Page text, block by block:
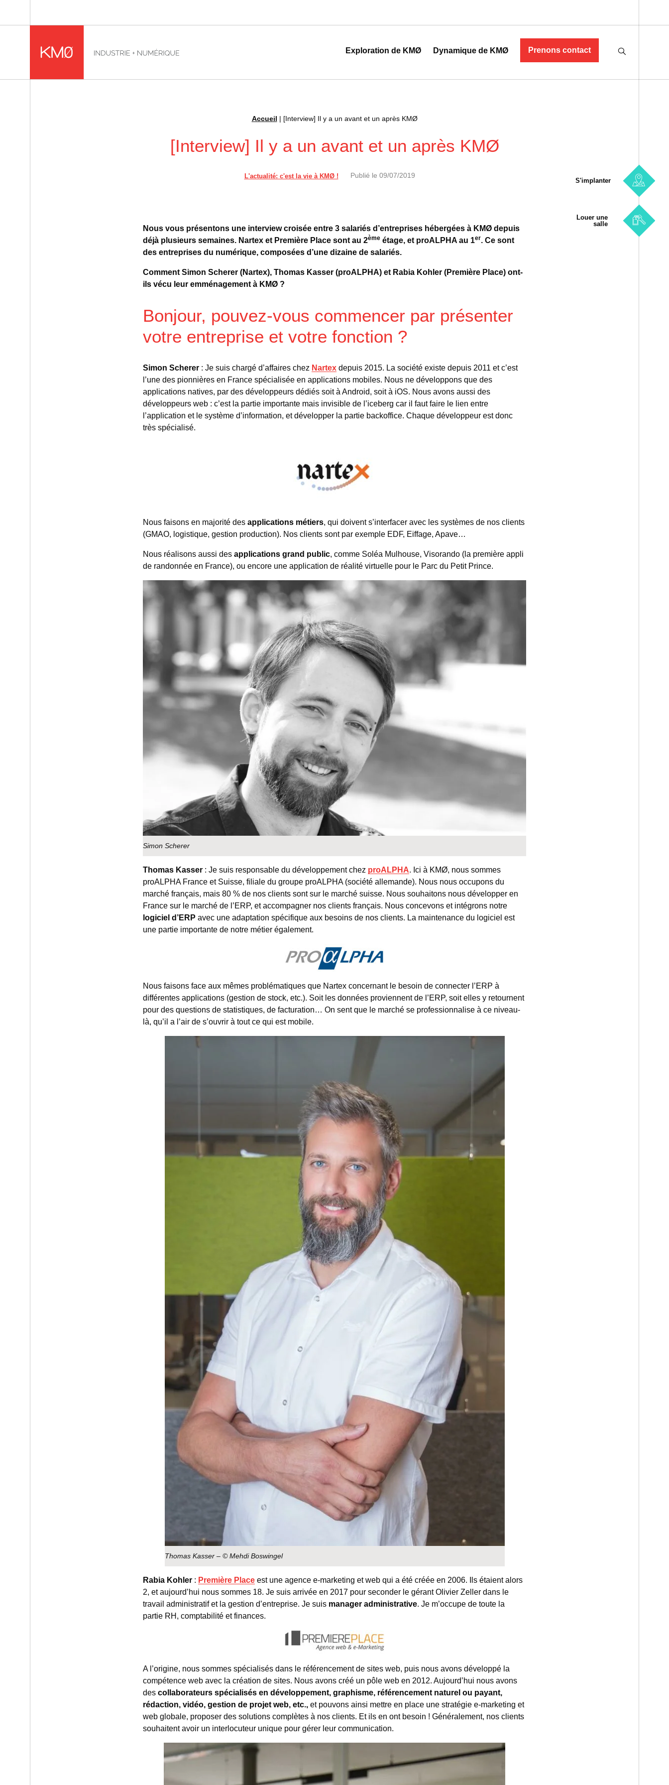
Exploration de KMØ Dynamique de KMØ Prenons contact
Accueil | [Interview] Il y a un avant et un après KMØ
[Interview] Il y a un avant et un après KMØ
L'actualité: c'est la vie à KMØ ! Publié le 09/07/2019
Nous vous présentons une interview croisée entre 3 salariés d’entreprises hébergées à KMØ depuis
déjà plusieurs semaines. Nartex et Première Place sont au 2ème étage, et proALPHA au 1er. Ce sont
des entreprises du numérique, composées d’une dizaine de salariés.
Comment Simon Scherer (Nartex), Thomas Kasser (proALPHA) et Rabia Kohler (Première Place) ont-
ils vécu leur emménagement à KMØ ?
Bonjour, pouvez-vous commencer par présenter
votre entreprise et votre fonction ?
Simon Scherer : Je suis chargé d’affaires chez Nartex depuis 2015. La société existe depuis 2011 et c’est
l’une des pionnières en France spécialisée en applications mobiles. Nous ne développons que des
applications natives, par des développeurs dédiés soit à Android, soit à iOS. Nous avons aussi des
développeurs web : c’est la partie importante mais invisible de l’iceberg car il faut faire le lien entre
l’application et le système d’information, et développer la partie backoffice. Chaque développeur est donc
très spécialisé.
Nous faisons en majorité des applications métiers, qui doivent s’interfacer avec les systèmes de nos clients
(GMAO, logistique, gestion production). Nos clients sont par exemple EDF, Eiffage, Apave…
Nous réalisons aussi des applications grand public, comme Soléa Mulhouse, Visorando (la première appli
de randonnée en France), ou encore une application de réalité virtuelle pour le Parc du Petit Prince.
Simon Scherer
Thomas Kasser : Je suis responsable du développement chez proALPHA. Ici à KMØ, nous sommes
proALPHA France et Suisse, filiale du groupe proALPHA (société allemande). Nous nous occupons du
marché français, mais 80 % de nos clients sont sur le marché suisse. Nous souhaitons nous développer en
France sur le marché de l’ERP, et accompagner nos clients français. Nous concevons et intégrons notre
logiciel d’ERP avec une adaptation spécifique aux besoins de nos clients. La maintenance du logiciel est
une partie importante de notre métier également.
Nous faisons face aux mêmes problématiques que Nartex concernant le besoin de connecter l’ERP à
différentes applications (gestion de stock, etc.). Soit les données proviennent de l’ERP, soit elles y retournent
pour des questions de statistiques, de facturation… On sent que le marché se professionnalise à ce niveau-
là, qu’il a l’air de s’ouvrir à tout ce qui est mobile.
Thomas Kasser – © Mehdi Boswingel
Rabia Kohler : Première Place est une agence e-marketing et web qui a été créée en 2006. Ils étaient alors
2, et aujourd’hui nous sommes 18. Je suis arrivée en 2017 pour seconder le gérant Olivier Zeller dans le
travail administratif et la gestion d’entreprise. Je suis manager administrative. Je m’occupe de toute la
partie RH, comptabilité et finances.
A l’origine, nous sommes spécialisés dans le référencement de sites web, puis nous avons développé la
compétence web avec la création de sites. Nous avons créé un pôle web en 2012. Aujourd’hui nous avons
des collaborateurs spécialisés en développement, graphisme, référencement naturel ou payant,
rédaction, vidéo, gestion de projet web, etc., et pouvons ainsi mettre en place une stratégie e-marketing et
web globale, proposer des solutions complètes à nos clients. Et ils en ont besoin ! Généralement, nos clients
souhaitent avoir un interlocuteur unique pour gérer leur communication.
S'implanter
Louer une
salle